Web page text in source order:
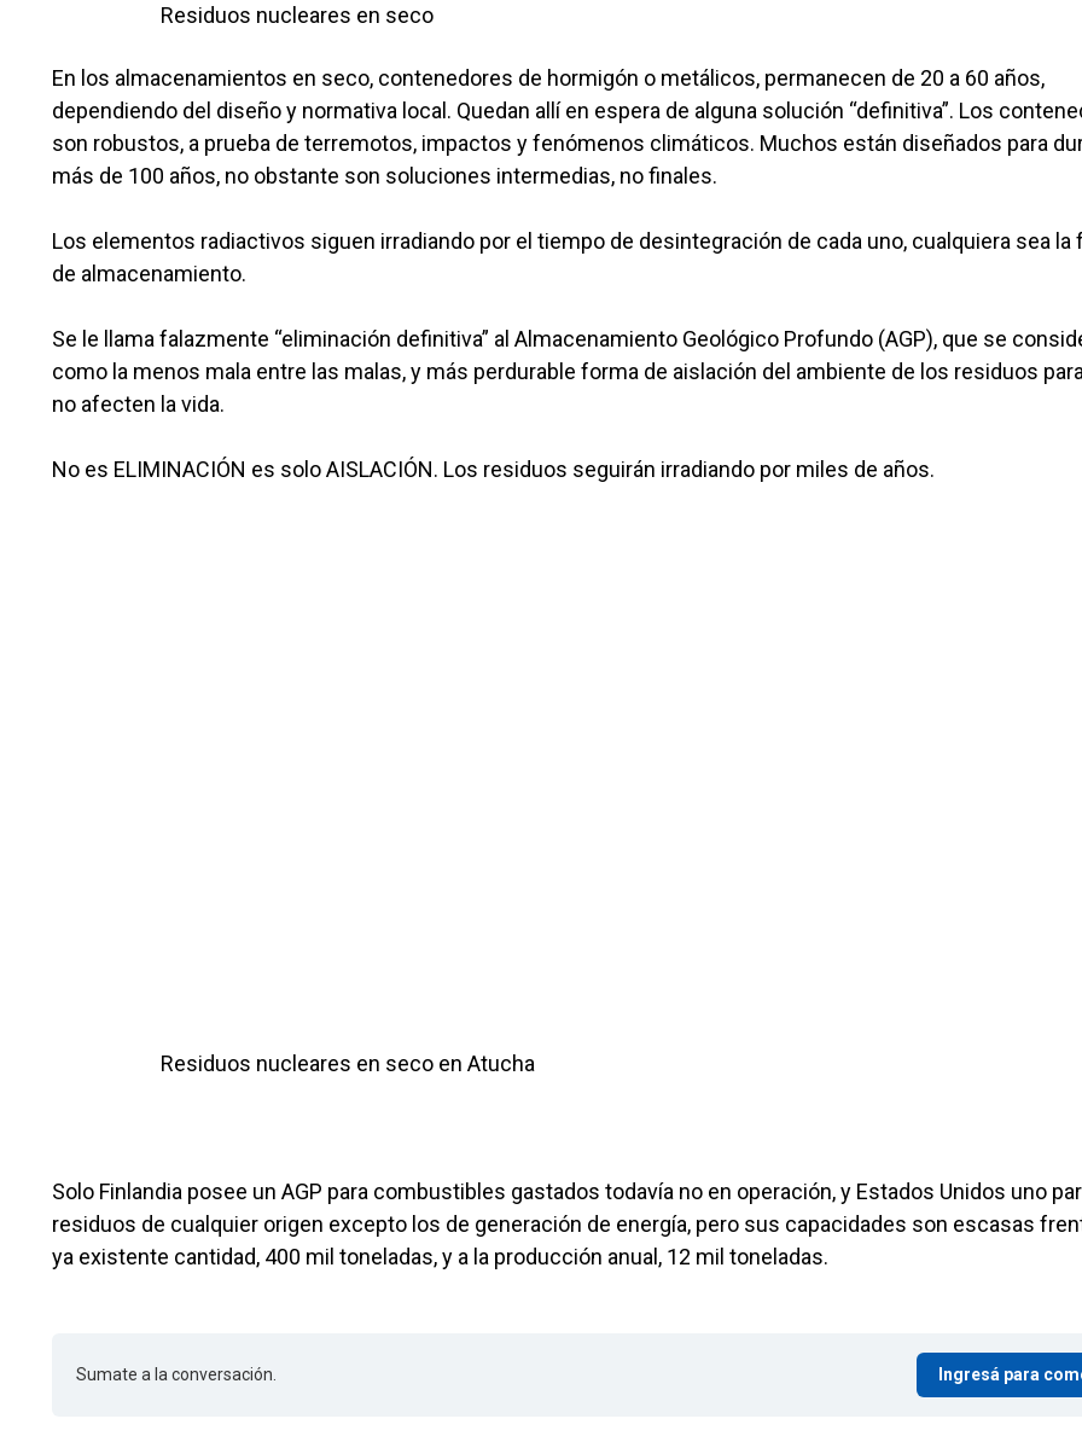
Residuos nucleares en seco
En los almacenamientos en seco, contenedores de hormigón o metálicos, permanecen de 20 a 60 años,
dependiendo del diseño y normativa local. Quedan allí en espera de alguna solución “definitiva”. Los
son robustos, a prueba de terremotos, impactos y fenómenos climáticos. Muchos están diseñados para
más de 100 años, no obstante son soluciones intermedias, no finales.
Los elementos radiactivos siguen irradiando por el tiempo de desintegración de cada uno, cualquiera sea la
de almacenamiento.
Se le llama falazmente “eliminación definitiva” al Almacenamiento Geológico Profundo (AGP), que se
como la menos mala entre las malas, y más perdurable forma de aislación del ambiente de los residuos
no afecten la vida.
No es ELIMINACIÓN es solo AISLACIÓN. Los residuos seguirán irradiando por miles de años.
Residuos nucleares en seco en Atucha
Solo Finlandia posee un AGP para combustibles gastados todavía no en operación, y Estados Unidos uno
residuos de cualquier origen excepto los de generación de energía, pero sus capacidades son escasas
ya existente cantidad, 400 mil toneladas, y a la producción anual, 12 mil toneladas.
Sumate a la conversación. Ingresá para